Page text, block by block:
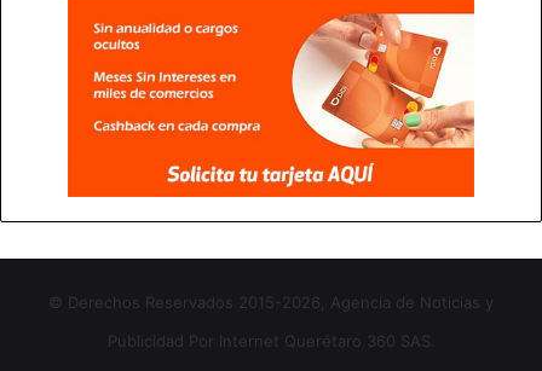
© Derechos Reservados 2015-2026, Agencia de Noticias y
Publicidad Por Internet Querétaro 360 SAS.